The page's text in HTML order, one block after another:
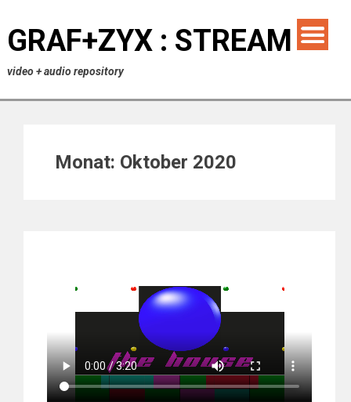
GRAF+ZYX : STREAM
video + audio repository
Monat: Oktober 2020